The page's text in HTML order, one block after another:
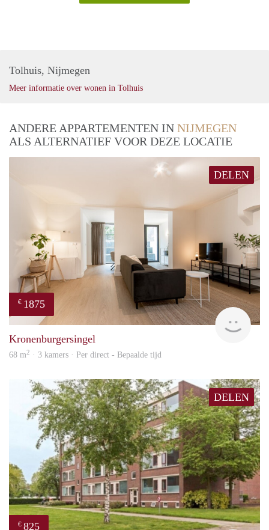
Tolhuis, Nijmegen
Meer informatie over wonen in Tolhuis
ANDERE APPARTEMENTEN IN NIJMEGEN
ALS ALTERNATIEF VOOR DEZE LOCATIE
DELEN
€ 1875
Next
Kronenburgersingel
68 m2 · 3 kamers · Per direct - Bepaalde tijd
DELEN
€ 825